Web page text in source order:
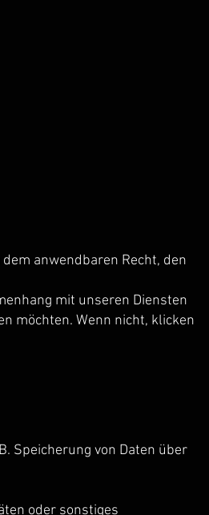
anwendbaren Recht, den
mit unseren Diensten
möchten. Wenn nicht, klicken
Speicherung von Daten über
oder sonstiges